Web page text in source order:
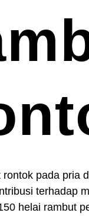
pada pria
terhadap
helai rambut